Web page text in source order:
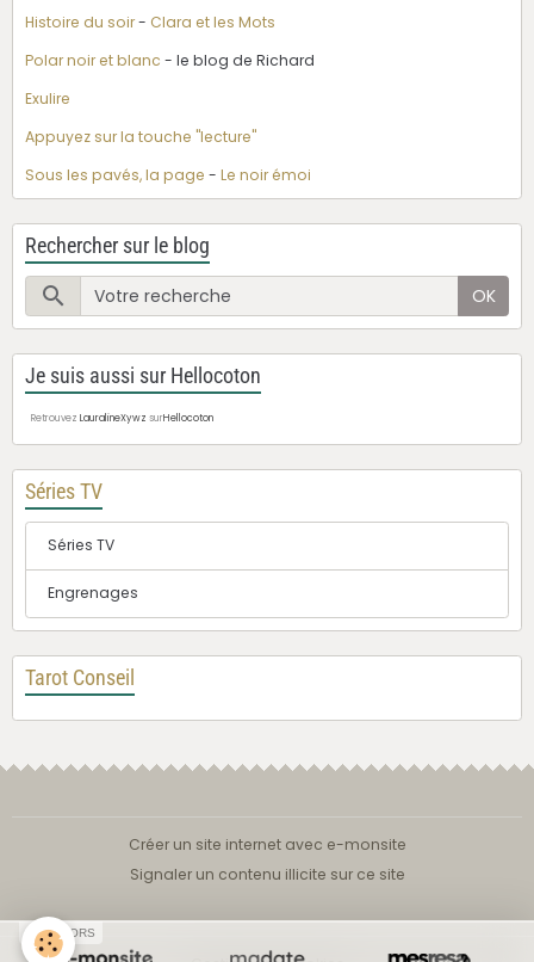
Histoire du soir- Clara et les Mots
Polar noir et blanc - le blog de Richard
Exulire
Appuyez sur la touche "lecture"
Sous les pavés, la page - Le noir émoi
Rechercher sur le blog
OK
Je suis aussi sur Hellocoton
Retrouvez LauralineXywz surHellocoton
Séries TV
Séries TV
Engrenages
Tarot Conseil
Créer un site internet avec e-monsite
Signaler un contenu illicite sur ce site
SPONSORS